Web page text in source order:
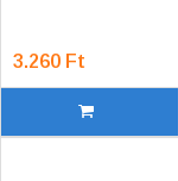
3.260 Ft